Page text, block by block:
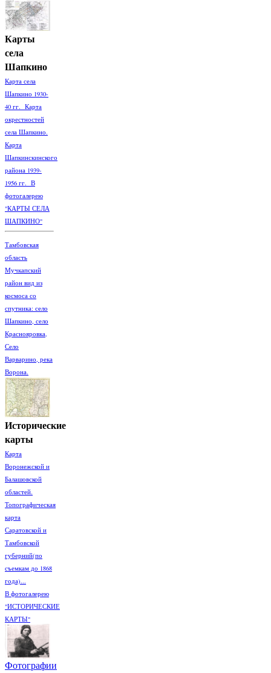
Карты
села
Шапкино
Карта села
Шапкино 1930-
40 гг. Карта
окрестностей
села Шапкино.
Карта
Шапкинскинского
района 1939-
1956 гг. В
фотогалерею
"КАРТЫ СЕЛА
ШАПКИНО"
Тамбовская
область
Мучкапский
район вид из
космоса со
спутника: село
Шапкино, село
Краснояровка,
Село
Варварино, река
Ворона.
Исторические
карты
Карта
Воронежской и
Балашовской
областей.
Топографическая
карта
Саратовской и
Тамбовской
губерний(по
съемкам до 1868
года)...
В фотогалерею
"ИСТОРИЧЕСКИЕ
КАРТЫ"
Фотографии